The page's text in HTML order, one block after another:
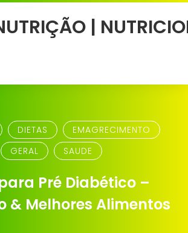
DIETAS
EMAGRECIMENTO
GERAL
SAUDE
Pré Diabético –
& Melhores Alimentos